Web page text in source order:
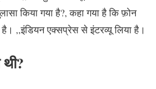
किया गया है?, कहा गया है कि फ़ोन
है। ,,इंडियन एक्सप्रेस से इंटरव्यू लिया है।